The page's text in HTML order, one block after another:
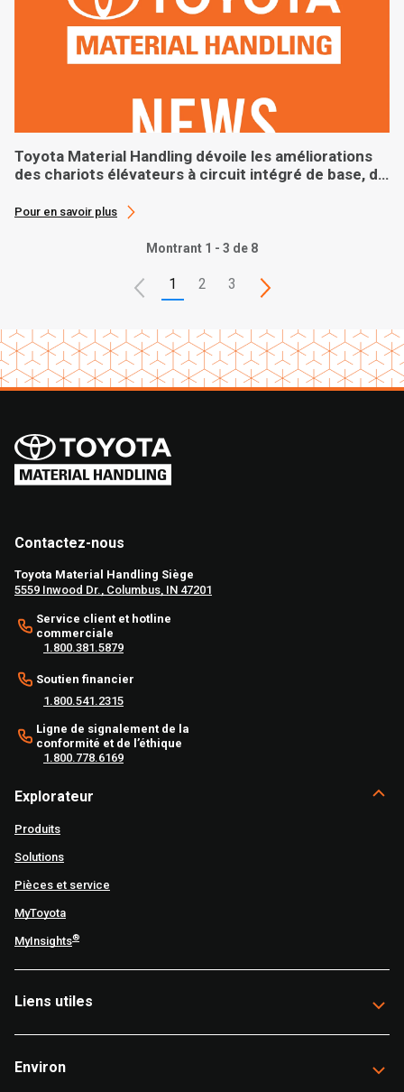
Toyota Material Handling dévoile les améliorations
des chariots élévateurs à circuit intégré de base, de
Pour en savoir plus
Montrant 1 - 3 de 8
1 2 3
Contactez-nous
Toyota Material Handling Siège
5559 Inwood Dr., Columbus, IN 47201
Service client et hotline
commerciale
1.800.381.5879
Soutien financier
1.800.541.2315
Ligne de signalement de la
conformité et de l’éthique
1.800.778.6169
Explorateur
Produits
Solutions
Pièces et service
MyToyota
MyInsights®
Liens utiles
Environ